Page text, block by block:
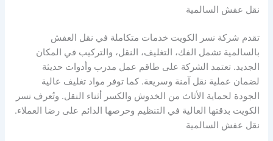
نقل عفش السالمية
تقدم شركة نسر الكويت خدمات متكاملة في نقل العفش
بالسالمية تشمل الفك، التغليف، النقل، والتركيب في المكان
الجديد. تعتمد الشركة على طاقم عمل مدرب وأدوات حديثة
لضمان عملية نقل آمنة وسريعة. كما توفر مواد تغليف عالية
الجودة لحماية الأثاث من الخدوش والكسر أثناء النقل. وتُعرف نسر
الكويت بدقتها العالية في التنظيم وحرصها الدائم على رضا العملاء.
نقل عفش السالمية